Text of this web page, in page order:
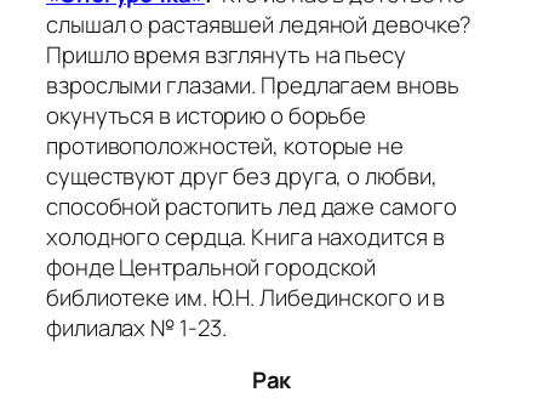
слышал о растаявшей ледяной девочке?
Пришло время взглянуть на пьесу
взрослыми глазами. Предлагаем вновь
окунуться в историю о борьбе
противоположностей, которые не
существуют друг без друга, о любви,
способной растопить лед даже самого
холодного сердца. Книга находится в
фонде Центральной городской
библиотеке им. Ю.Н. Либединского и в
филиалах № 1-23.
Рак